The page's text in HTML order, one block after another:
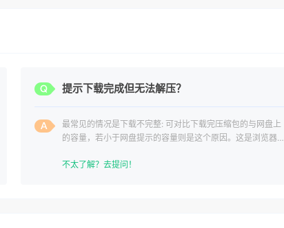
提示下载完成但无法解压？
最常见的情况是下载不完整: 可对比下载完压缩包的与网盘上
的容量，若小于网盘提示的容量则是这个原因。这是浏览器下
不太了解？去提问！